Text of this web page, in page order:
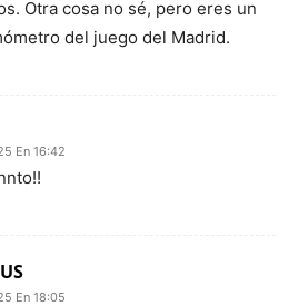
Otra cosa no sé, pero eres un
del juego del Madrid.
En 16:42
En 18:05